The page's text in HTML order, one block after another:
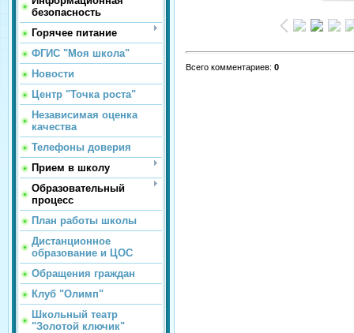
безопасность
Горячее питание
ФГИС "Моя школа"
Новости
Центр "Точка роста"
Независимая оценка
качества
Телефоны доверия
Прием в школу
Образовательный
процесс
План работы школы
Дистанционное
образование и ЦОС
Обращения граждан
Клуб "Олимп"
Школьный театр
"Золотой ключик"
Всего комментариев: 0